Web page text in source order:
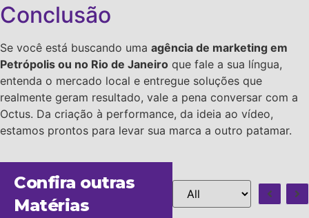
Conclusão
Se você está buscando uma agência de marketing em
Petrópolis ou no Rio de Janeiro que fale a sua língua,
entenda o mercado local e entregue soluções que
realmente geram resultado, vale a pena conversar com a
Octus. Da criação à performance, da ideia ao vídeo,
estamos prontos para levar sua marca a outro patamar.
Confira outras
Matérias